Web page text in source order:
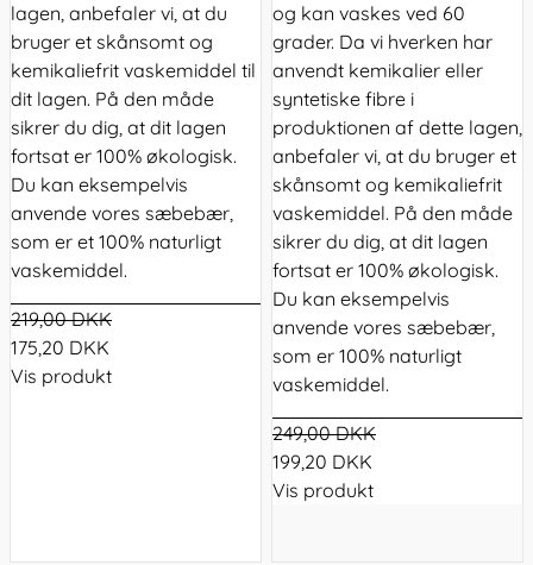
lagen, anbefaler vi, at du
bruger et skånsomt og
kemikaliefrit vaskemiddel til
dit lagen. På den måde
sikrer du dig, at dit lagen
fortsat er 100% økologisk.
Du kan eksempelvis
anvende vores sæbebær,
som er et 100% naturligt
vaskemiddel.
219,00 DKK
175,20 DKK
Vis produkt
og kan vaskes ved 60
grader. Da vi hverken har
anvendt kemikalier eller
syntetiske fibre i
produktionen af dette lagen,
anbefaler vi, at du bruger et
skånsomt og kemikaliefrit
vaskemiddel. På den måde
sikrer du dig, at dit lagen
fortsat er 100% økologisk.
Du kan eksempelvis
anvende vores sæbebær,
som er 100% naturligt
vaskemiddel.
249,00 DKK
199,20 DKK
Vis produkt